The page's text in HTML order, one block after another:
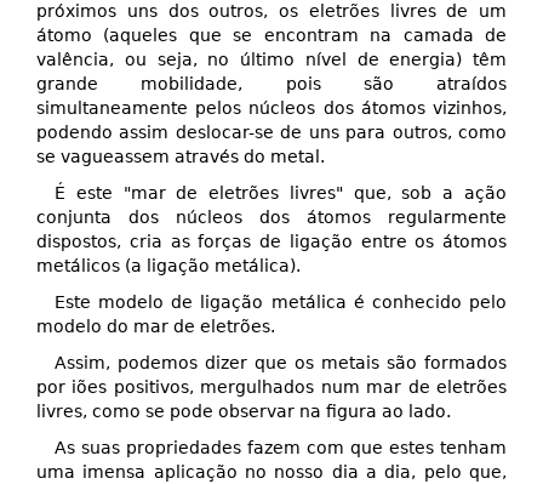
próximos uns dos outros, os eletrões livres de um
átomo (aqueles que se encontram na camada de
valência, ou seja, no último nível de energia) têm
grande mobilidade, pois são atraídos
simultaneamente pelos núcleos dos átomos vizinhos,
podendo assim deslocar-se de uns para outros, como
se vagueassem através do metal.
É este "mar de eletrões livres" que, sob a ação
conjunta dos núcleos dos átomos regularmente
dispostos, cria as forças de ligação entre os átomos
metálicos (a ligação metálica).
Este modelo de ligação metálica é conhecido pelo
modelo do mar de eletrões.
Assim, podemos dizer que os metais são formados
por iões positivos, mergulhados num mar de eletrões
livres, como se pode observar na figura ao lado.
As suas propriedades fazem com que estes tenham
uma imensa aplicação no nosso dia a dia, pelo que,